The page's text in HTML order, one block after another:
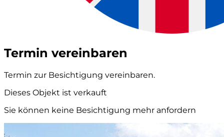
Termin vereinbaren
Termin zur Besichtigung vereinbaren.
Dieses Objekt ist verkauft
Sie können keine Besichtigung mehr anfordern